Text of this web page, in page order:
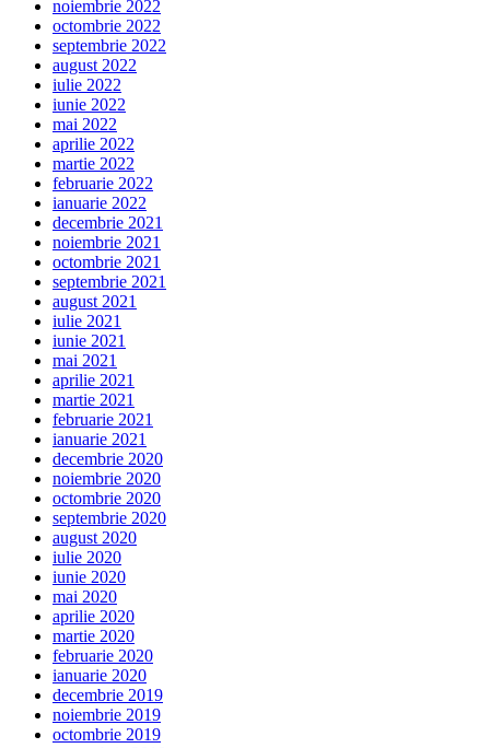
noiembrie 2022
octombrie 2022
septembrie 2022
august 2022
iulie 2022
iunie 2022
mai 2022
aprilie 2022
martie 2022
februarie 2022
ianuarie 2022
decembrie 2021
noiembrie 2021
octombrie 2021
septembrie 2021
august 2021
iulie 2021
iunie 2021
mai 2021
aprilie 2021
martie 2021
februarie 2021
ianuarie 2021
decembrie 2020
noiembrie 2020
octombrie 2020
septembrie 2020
august 2020
iulie 2020
iunie 2020
mai 2020
aprilie 2020
martie 2020
februarie 2020
ianuarie 2020
decembrie 2019
noiembrie 2019
octombrie 2019